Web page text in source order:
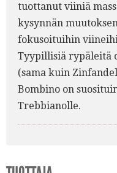
tuottanut viiniä
kysynnän
fokusoituihin
Tyypillisiä rypäleitä
(sama kuin
Bombino on
Trebbianolle.